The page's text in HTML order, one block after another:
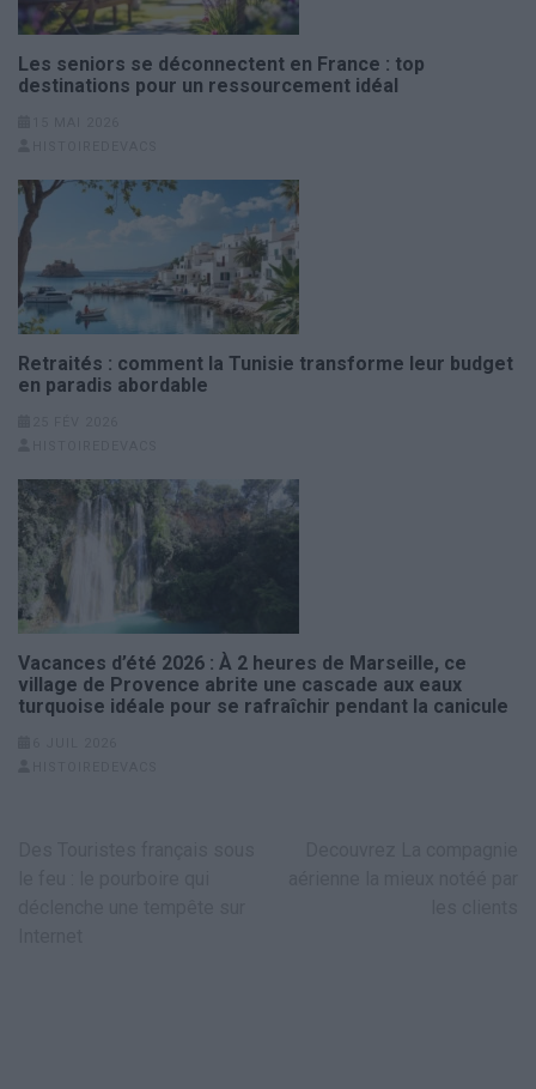
Les seniors se déconnectent en France : top
destinations pour un ressourcement idéal
Retraités : comment la Tunisie transforme leur budget
en paradis abordable
Vacances d’été 2026 : À 2 heures de Marseille, ce
village de Provence abrite une cascade aux eaux
turquoise idéale pour se rafraîchir pendant la canicule